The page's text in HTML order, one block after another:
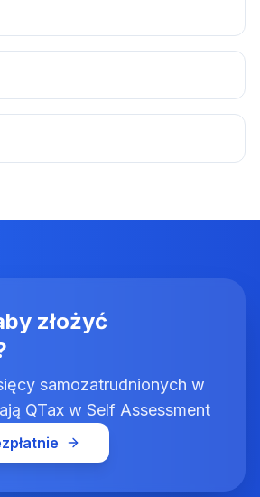
złożyć
samozatrudnionych w
QTax w Self Assessment